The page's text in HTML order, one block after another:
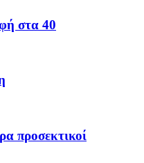
στα 40
προσεκτικοί